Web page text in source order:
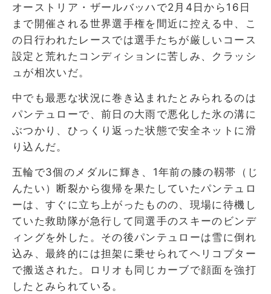
オーストリア・ザールバッハで2月4日から16日
まで開催される世界選手権を間近に控える中、こ
の日行われたレースでは選手たちが厳しいコース
設定と荒れたコンディションに苦しみ、クラッシ
ュが相次いだ。
中でも最悪な状況に巻き込まれたとみられるのは
パンテュローで、前日の大雨で悪化した氷の溝に
ぶつかり、ひっくり返った状態で安全ネットに滑
り込んだ。
五輪で3個のメダルに輝き、1年前の膝の靱帯（じ
んたい）断裂から復帰を果たしていたパンテュロ
ーは、すぐに立ち上がったものの、現場に待機し
ていた救助隊が急行して同選手のスキーのビンデ
ィングを外した。その後パンテュローは雪に倒れ
込み、最終的には担架に乗せられてヘリコプター
で搬送された。ロリオも同じカーブで顔面を強打
したとみられている。